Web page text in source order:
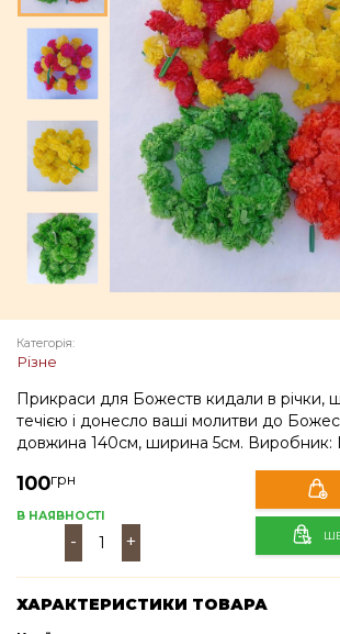
Категорія:
Різне
Прикраси для Божеств кидали в річки,
течією і донесло ваші молитви до
довжина 140см, ширина 5см. Виробник:
100грн
В НАЯВНОСТІ
- +
ХАРАКТЕРИСТИКИ ТОВАРА